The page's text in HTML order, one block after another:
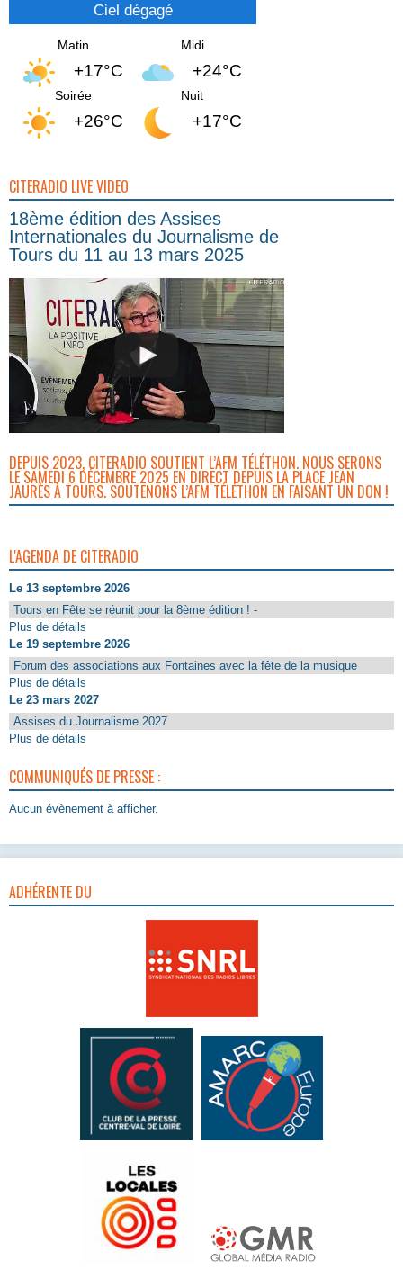
Ciel dégagé
Matin
+17°C
Midi
+24°C
Soirée
+26°C
Nuit
+17°C
CITERADIO LIVE VIDEO
18ème édition des Assises
Internationales du Journalisme de
Tours du 11 au 13 mars 2025
DEPUIS 2023, CITERADIO SOUTIENT L’AFM TÉLÉTHON. NOUS SERONS
LE SAMEDI 6 DÉCEMBRE 2025 EN DIRECT DEPUIS LA PLACE JEAN
JAURÈS À TOURS. SOUTENONS L’AFM TÉLÉTHON EN FAISANT UN DON !
L'AGENDA DE CITERADIO
Le 13 septembre 2026
Tours en Fête se réunit pour la 8ème édition ! -
Plus de détails
Le 19 septembre 2026
Forum des associations aux Fontaines avec la fête de la musique
Plus de détails
Le 23 mars 2027
Assises du Journalisme 2027
Plus de détails
COMMUNIQUÉS DE PRESSE :
Aucun évènement à afficher.
ADHÉRENTE DU